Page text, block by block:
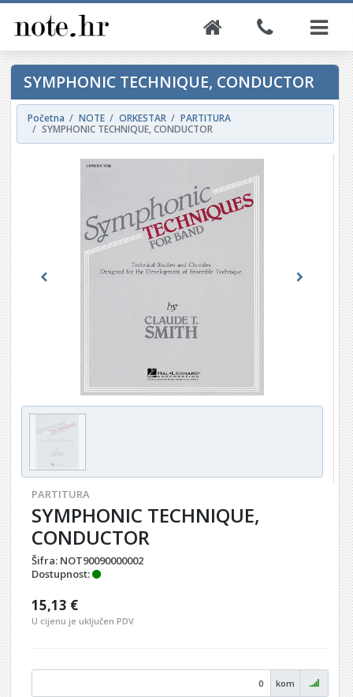
SYMPHONIC TECHNIQUE, CONDUCTOR
Početna NOTE ORKESTAR
PARTITURA
SYMPHONIC TECHNIQUE, CONDUCTOR
Previous Next
PARTITURA
SYMPHONIC TECHNIQUE,
CONDUCTOR
Šifra: NOT90090000002
Dostupnost:
15,13 €
U cijenu je uključen PDV
kom